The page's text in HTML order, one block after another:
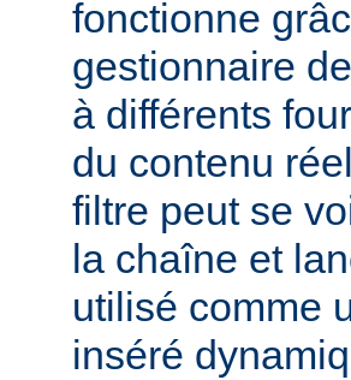
fonctionne
gestionnaire
à différents
du contenu
filtre peut se
la chaîne et
utilisé comme
inséré